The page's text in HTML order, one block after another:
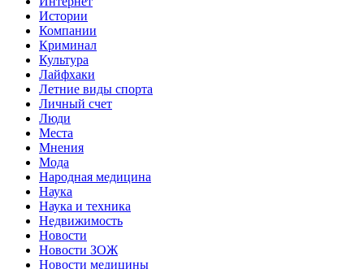
Истории
Компании
Криминал
Культура
Лайфхаки
Летние виды спорта
Личный счет
Люди
Места
Мнения
Мода
Народная медицина
Наука
Наука и техника
Недвижимость
Новости
Новости ЗОЖ
Новости медицины